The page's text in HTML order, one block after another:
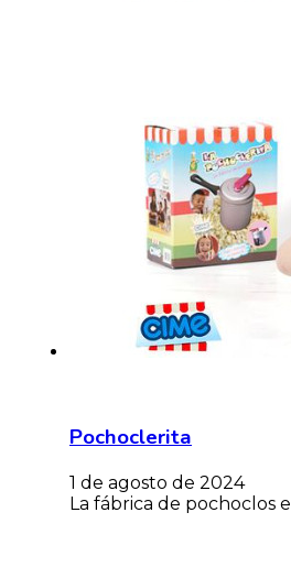
Pochoclerita
1 de agosto de 2024
La fábrica de pochoclos